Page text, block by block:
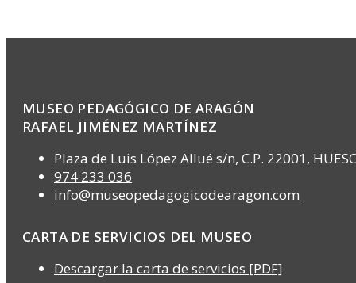
MUSEO PEDAGÓGICO DE ARAGÓN
RAFAEL JIMÉNEZ MARTÍNEZ
Plaza de Luis López Allué s/n, C.P. 22001,
974 233 036
info@museopedagogicodearagon.com
CARTA DE SERVICIOS DEL MUSEO
Descargar la carta de servicios [PDF]